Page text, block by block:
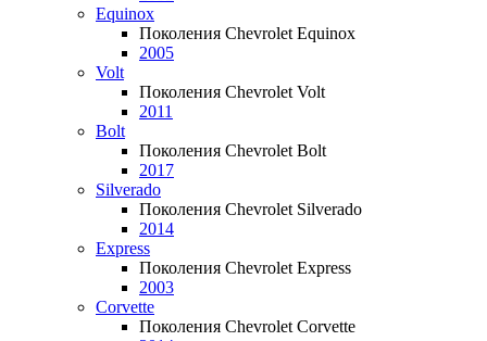
Equinox
Поколения Chevrolet Equinox
2005
Volt
Поколения Chevrolet Volt
2011
Bolt
Поколения Chevrolet Bolt
2017
Silverado
Поколения Chevrolet Silverado
2014
Express
Поколения Chevrolet Express
2003
Corvette
Поколения Chevrolet Corvette